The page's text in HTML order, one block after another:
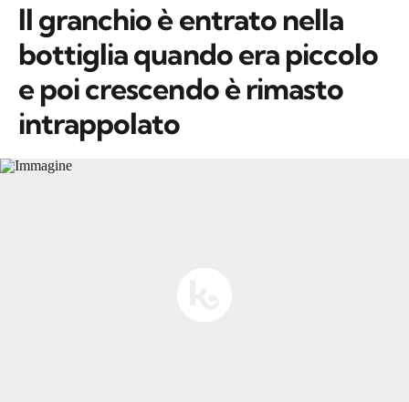
Il granchio è entrato nella
bottiglia quando era piccolo
e poi crescendo è rimasto
intrappolato